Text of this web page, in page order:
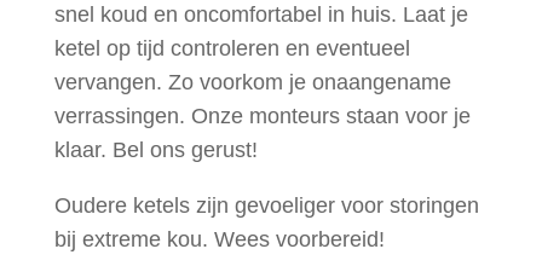
snel koud en oncomfortabel in huis. Laat je
ketel op tijd controleren en eventueel
vervangen. Zo voorkom je onaangename
verrassingen. Onze monteurs staan voor je
klaar. Bel ons gerust!
Oudere ketels zijn gevoeliger voor storingen
bij extreme kou. Wees voorbereid!